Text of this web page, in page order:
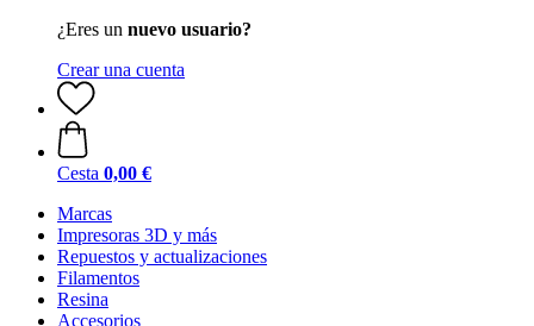
¿Eres un nuevo usuario?
Crear una cuenta
Cesta 0,00 €
Marcas
Impresoras 3D y más
Repuestos y actualizaciones
Filamentos
Resina
Accesorios